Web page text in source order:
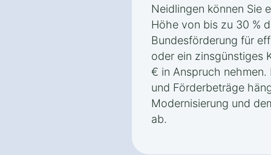
Neidlingen können Sie
Höhe von bis zu 30 %
Bundesförderung für
oder ein zinsgünstiges
€ in Anspruch nehmen.
und Förderbeträge
Modernisierung und
ab.